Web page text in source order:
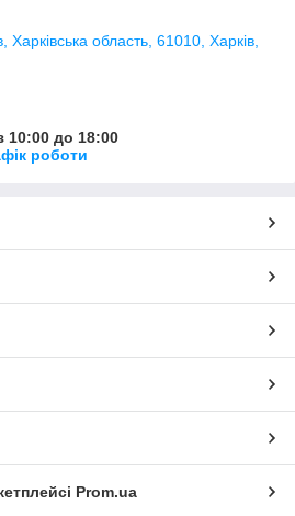
Харківська область, 61010, Харків,
10:00 до 18:00
роботи
Prom.ua